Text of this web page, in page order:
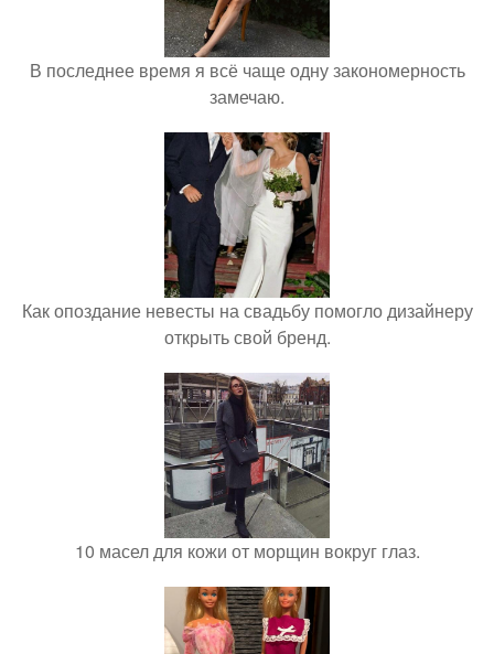
В последнее время я всё чаще одну закономерность
замечаю.
Как опоздание невесты на свадьбу помогло дизайнеру
открыть свой бренд.
10 масел для кожи от морщин вокруг глаз.